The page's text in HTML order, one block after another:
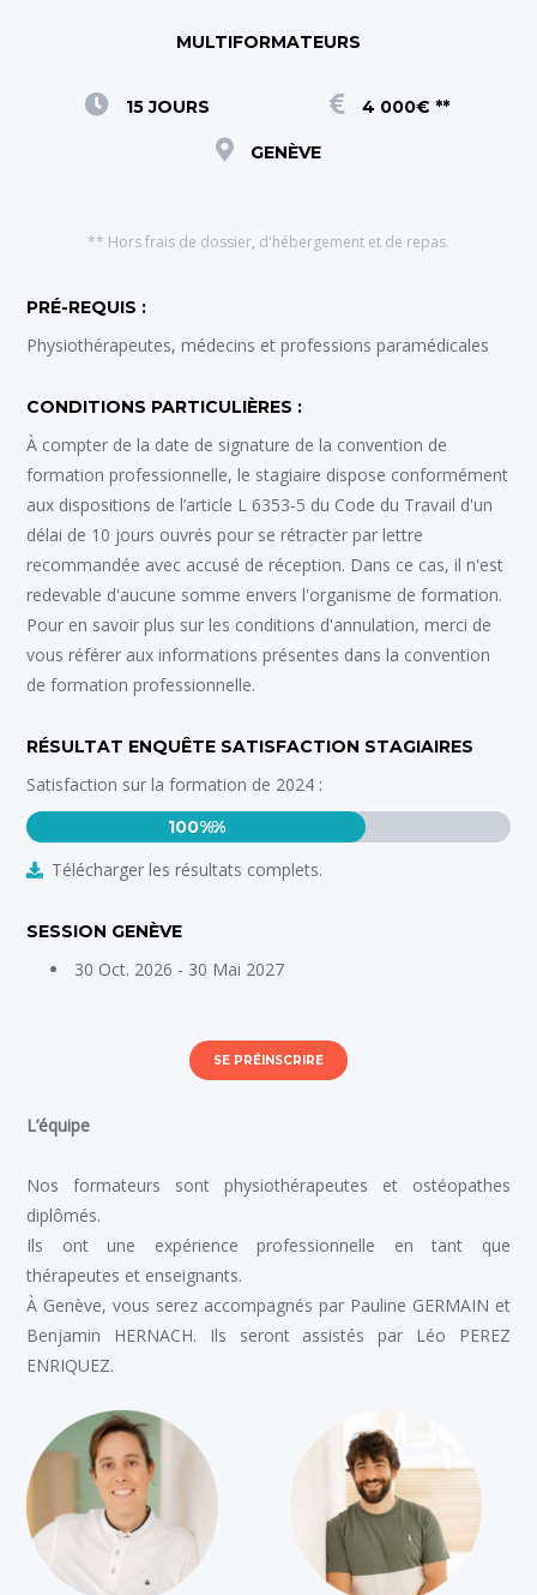
L’équipe
Nos formateurs sont physiothérapeutes et ostéopathes
diplômés.
Ils ont une expérience professionnelle en tant que
thérapeutes et enseignants.
À Genève, vous serez accompagnés par Pauline GERMAIN et
Benjamin HERNACH. Ils seront assistés par Léo PEREZ
ENRIQUEZ.
MULTIFORMATEURS
15 JOURS 4 000€ **
GENÈVE
** Hors frais de dossier, d'hébergement et de repas.
PRÉ-REQUIS :
Physiothérapeutes, médecins et professions paramédicales
CONDITIONS PARTICULIÈRES :
À compter de la date de signature de la convention de
formation professionnelle, le stagiaire dispose conformément
aux dispositions de l’article L 6353-5 du Code du Travail d'un
délai de 10 jours ouvrés pour se rétracter par lettre
recommandée avec accusé de réception. Dans ce cas, il n'est
redevable d'aucune somme envers l'organisme de formation.
Pour en savoir plus sur les conditions d'annulation, merci de
vous référer aux informations présentes dans la convention
de formation professionnelle.
RÉSULTAT ENQUÊTE SATISFACTION STAGIAIRES
Satisfaction sur la formation de 2024 :
100%%
Télécharger les résultats complets.
SESSION GENÈVE
30 Oct. 2026 - 30 Mai 2027
SE PRÉINSCRIRE